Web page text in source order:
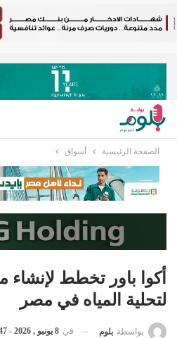
الصفحة الرئيسية أسواق
أكوا باور تخطط
لتحلية المياه في مصر
بواسطة بلوم في 8 يونيو , 2026 - 10:47 م